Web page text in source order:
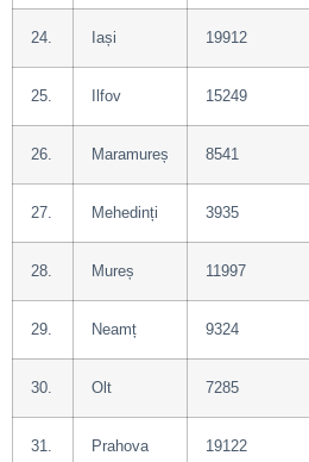
24. Iași 19912
25. Ilfov 15249
26. Maramureș 8541
27. Mehedinți 3935
28. Mureș 11997
29. Neamț 9324
30. Olt 7285
31. Prahova 19122